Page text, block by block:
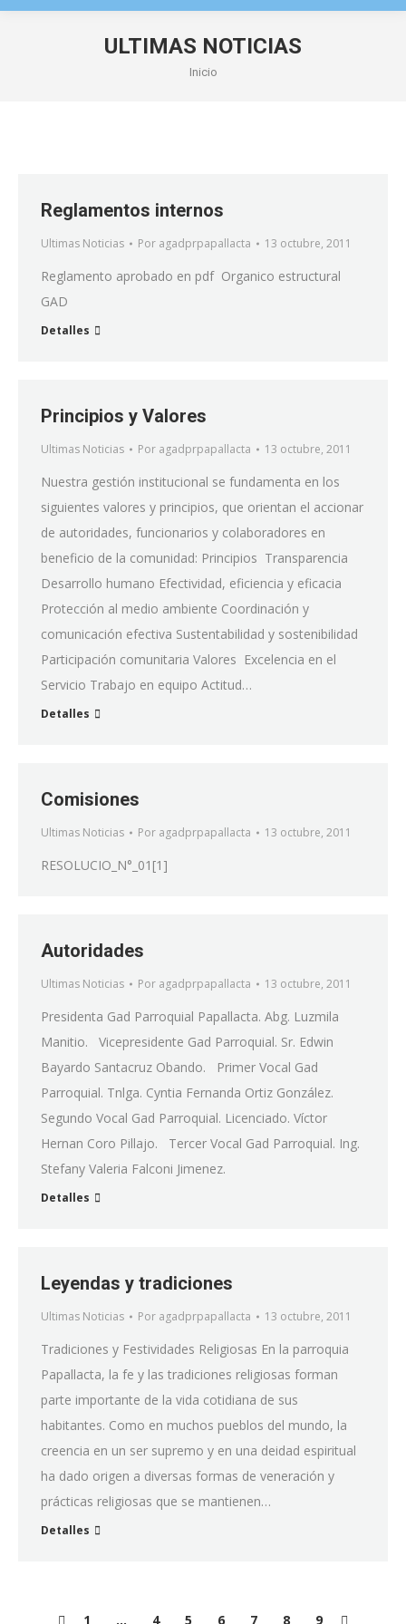
ULTIMAS NOTICIAS
Estás aquí:
Inicio
Reglamentos internos
Ultimas Noticias Por agadprpapallacta 13 octubre, 2011
Reglamento aprobado en pdf Organico estructural
GAD
Detalles
Principios y Valores
Ultimas Noticias Por agadprpapallacta 13 octubre, 2011
Nuestra gestión institucional se fundamenta en los
siguientes valores y principios, que orientan el accionar
de autoridades, funcionarios y colaboradores en
beneficio de la comunidad: Principios Transparencia
Desarrollo humano Efectividad, eficiencia y eficacia
Protección al medio ambiente Coordinación y
comunicación efectiva Sustentabilidad y sostenibilidad
Participación comunitaria Valores Excelencia en el
Servicio Trabajo en equipo Actitud…
Detalles
Comisiones
Ultimas Noticias Por agadprpapallacta 13 octubre, 2011
RESOLUCIO_N°_01[1]
Autoridades
Ultimas Noticias Por agadprpapallacta 13 octubre, 2011
Presidenta Gad Parroquial Papallacta. Abg. Luzmila
Manitio. Vicepresidente Gad Parroquial. Sr. Edwin
Bayardo Santacruz Obando. Primer Vocal Gad
Parroquial. Tnlga. Cyntia Fernanda Ortiz González.
Segundo Vocal Gad Parroquial. Licenciado. Víctor
Hernan Coro Pillajo. Tercer Vocal Gad Parroquial. Ing.
Stefany Valeria Falconi Jimenez.
Detalles
Leyendas y tradiciones
Ultimas Noticias Por agadprpapallacta 13 octubre, 2011
Tradiciones y Festividades Religiosas En la parroquia
Papallacta, la fe y las tradiciones religiosas forman
parte importante de la vida cotidiana de sus
habitantes. Como en muchos pueblos del mundo, la
creencia en un ser supremo y en una deidad espiritual
ha dado origen a diversas formas de veneración y
prácticas religiosas que se mantienen…
Detalles
1 … 4 5 6 7 8 9